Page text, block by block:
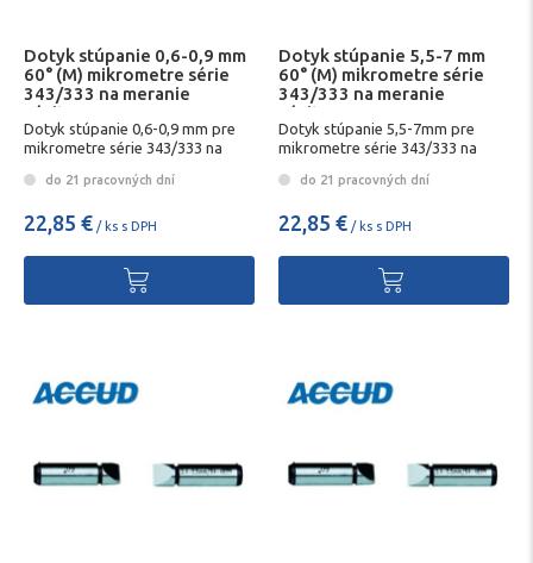
Dotyk stúpanie 0,6-0,9 mm
60° (M) mikrometre série
343/333 na meranie
závitov
Dotyk stúpanie 0,6-0,9 mm pre
mikrometre série 343/333 na
do 21 pracovných dní
22,85 € / ks s DPH
Dotyk stúpanie 5,5-7 mm
60° (M) mikrometre série
343/333 na meranie
závitov
Dotyk stúpanie 5,5-7mm pre
mikrometre série 343/333 na
do 21 pracovných dní
22,85 € / ks s DPH